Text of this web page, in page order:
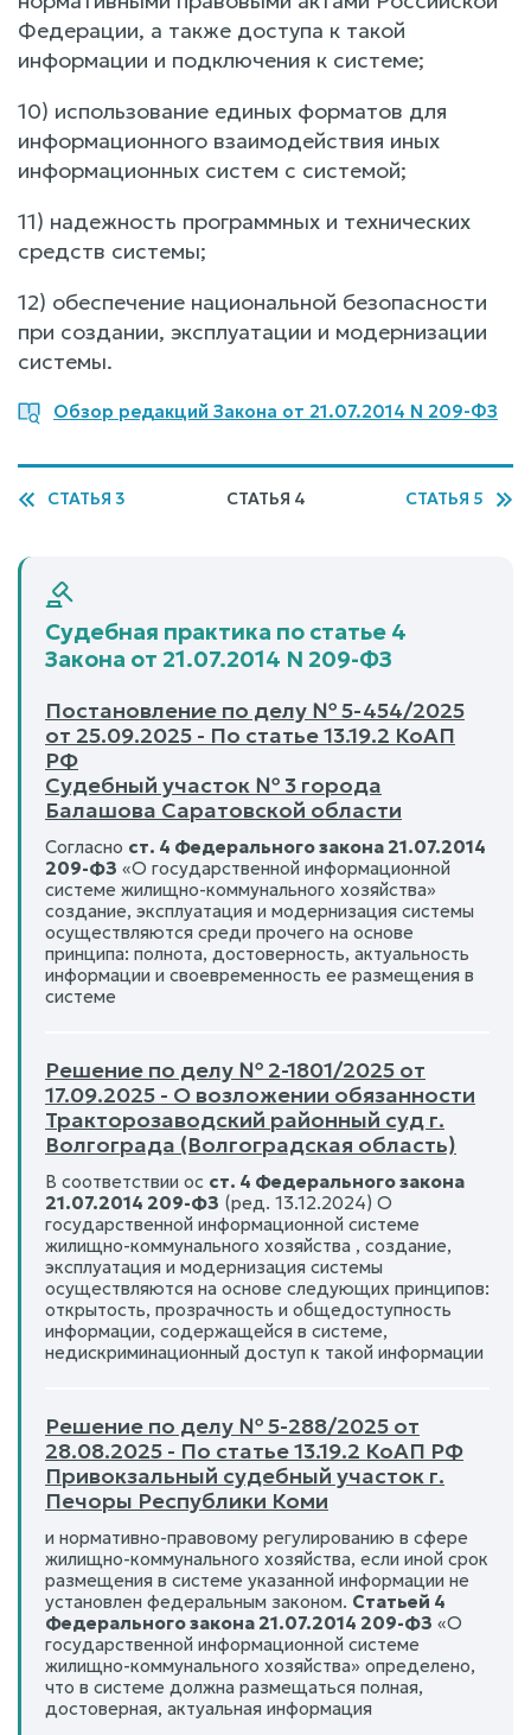
Федерации, а также доступа к такой
информации и подключения к системе;
10) использование единых форматов для
информационного взаимодействия иных
информационных систем с системой;
11) надежность программных и технических
средств системы;
12) обеспечение национальной безопасности
при создании, эксплуатации и модернизации
системы.
Обзор редакций Закона от 21.07.2014 N 209-ФЗ
СТАТЬЯ 3 СТАТЬЯ 4 СТАТЬЯ 5
Судебная практика по статье 4
Закона от 21.07.2014 N 209-ФЗ
Постановление по делу № 5-454/2025
от 25.09.2025 - По статье 13.19.2 КоАП
РФ
Судебный участок № 3 города
Балашова Саратовской области
Согласно ст. 4 Федерального закона 21.07.2014
209-ФЗ «О государственной информационной
системе жилищно-коммунального хозяйства»
создание, эксплуатация и модернизация системы
осуществляются среди прочего на основе
принципа: полнота, достоверность, актуальность
информации и своевременность ее размещения в
системе
Решение по делу № 2-1801/2025 от
17.09.2025 - О возложении обязанности
Тракторозаводский районный суд г.
Волгограда (Волгоградская область)
В соответствии ос ст. 4 Федерального закона
21.07.2014 209-ФЗ (ред. 13.12.2024) О
государственной информационной системе
жилищно-коммунального хозяйства , создание,
эксплуатация и модернизация системы
осуществляются на основе следующих принципов:
открытость, прозрачность и общедоступность
информации, содержащейся в системе,
недискриминационный доступ к такой информации
Решение по делу № 5-288/2025 от
28.08.2025 - По статье 13.19.2 КоАП РФ
Привокзальный судебный участок г.
Печоры Республики Коми
и нор­мативно-правовому регулированию в сфере
жилищно-коммунального хозяйства, если иной срок
размещения в системе указанной информации не
установлен федеральным законом. Статьей 4
Федерального закона 21.07.2014 209-ФЗ «О
государ­ственной информационной системе
жилищно-коммунального хозяйства» определено,
что в системе должна размещаться полная,
достоверная, актуальная информация